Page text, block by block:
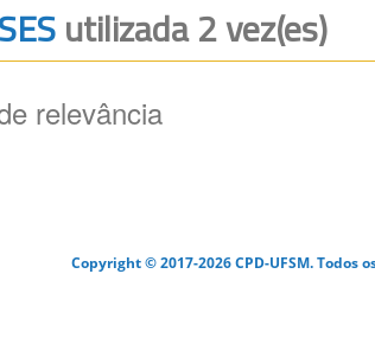
utilizada 2 vez(es)
relevância
Copyright © 2017-2026 CPD-UFSM. Todos